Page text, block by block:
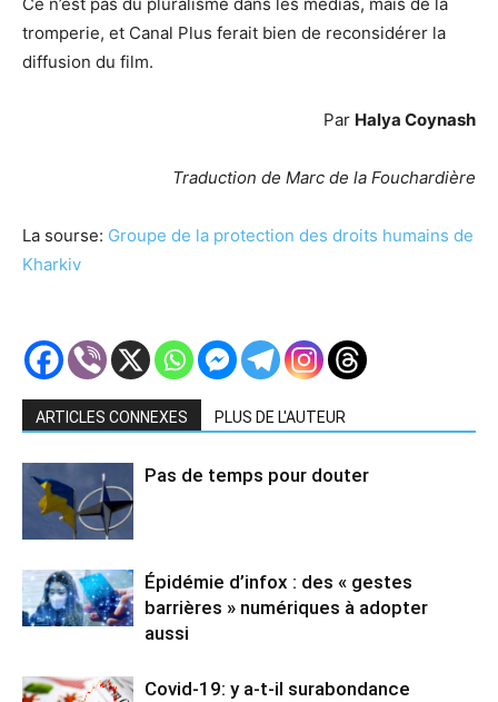
Ce n’est pas du pluralisme dans les médias, mais de la
tromperie, et Canal Plus ferait bien de reconsidérer la
diffusion du film.
Par Halya Coynash
Traduction de Marc de la Fouchardière
La sourse: Groupe de la protection des droits humains de
Kharkiv
ARTICLES CONNEXES PLUS DE L'AUTEUR
Pas de temps pour douter
Épidémie d’infox : des « gestes
barrières » numériques à adopter
aussi
Covid-19: y a-t-il surabondance